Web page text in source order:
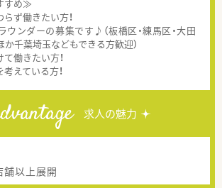
すめ≫
ず働きたい方！
ウンダーの募集です♪（板橋区・練馬区・大田
か千葉埼玉などもできる方歓迎）
働きたい方！
えている方！
求人の魅力
舗以上展開